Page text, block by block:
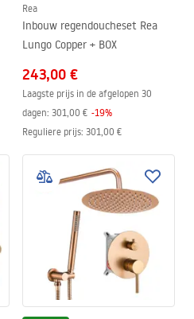
Rea
Inbouw regendoucheset Rea
Lungo Copper + BOX
243,00 €
Laagste prijs in de afgelopen 30
dagen: 301,00 € -19%
Reguliere prijs: 301,00 €